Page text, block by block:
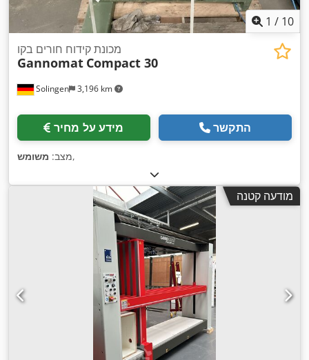
1 / 10
Solingen 3,196 km
מכונת קידוח חורים בקו
Gannomat Compact 30
מידע על מחיר התקשר
מצב: משומש ,
מודעה קטנה